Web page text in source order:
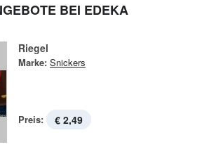
BEI EDEKA
Riegel
Marke: Snickers
Preis: € 2,49